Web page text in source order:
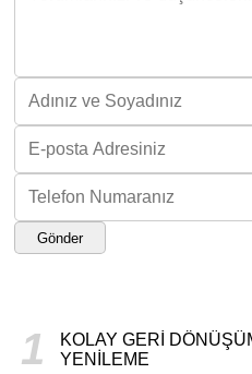
Gönder
1
KOLAY GERI
YENILEME